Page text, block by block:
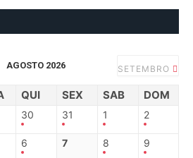
AGOSTO 2026 SETEMBRO
QUI SEX SAB DOM
30 31 1 2
6 7 8 9